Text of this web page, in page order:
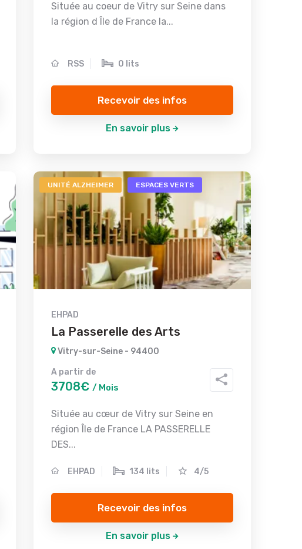
Située au coeur de Vitry sur Seine dans
la région d Île de France la...
RSS 0 lits
Recevoir des infos
En savoir plus
UNITÉ ALZHEIMER ESPACES VERTS
EHPAD
La Passerelle des Arts
Vitry-sur-Seine - 94400
A partir de
3708€ / Mois
Située au cœur de Vitry sur Seine en
région Île de France LA PASSERELLE
DES...
EHPAD 134 lits 4/5
Recevoir des infos
En savoir plus